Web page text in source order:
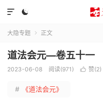


大隐专题  正文
道法会元—卷五十一
2023-06-08 阅读(971)  赞(2)
# 《道法会元》